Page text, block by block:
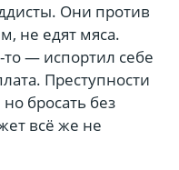
Они против
не едят мяса.
то — испортил себе
Преступности
бросать без
всё же не